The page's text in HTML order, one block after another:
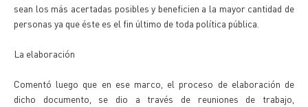
sean los más acertadas posibles y beneficien a la mayor cantidad de
personas ya que éste es el fin último de toda política pública.
La elaboración
Comentó luego que en ese marco, el proceso de elaboración de
dicho documento, se dio a través de reuniones de trabajo,